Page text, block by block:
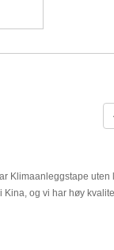
Klimaanleggstape
og vi har høy